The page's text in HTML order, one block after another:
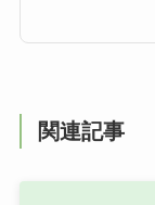
関連記事